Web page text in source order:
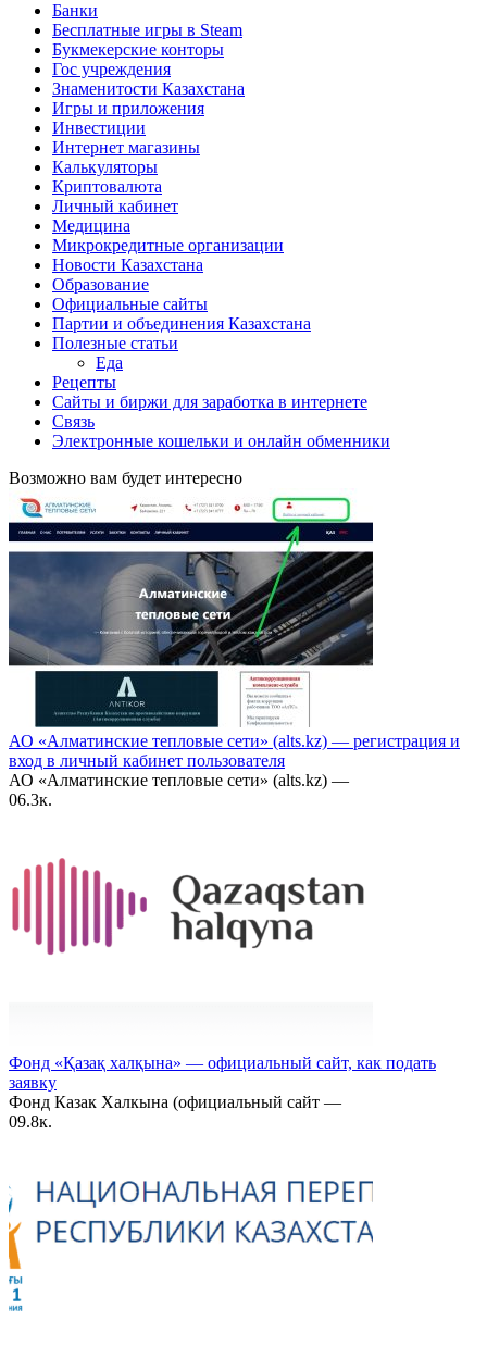
Банки
Бесплатные игры в Steam
Букмекерские конторы
Гос учреждения
Знаменитости Казахстана
Игры и приложения
Инвестиции
Интернет магазины
Калькуляторы
Криптовалюта
Личный кабинет
Медицина
Микрокредитные организации
Новости Казахстана
Образование
Официальные сайты
Партии и объединения Казахстана
Полезные статьи
Еда
Рецепты
Сайты и биржи для заработка в интернете
Связь
Электронные кошельки и онлайн обменники
Возможно вам будет интересно
АО «Алматинские тепловые сети» (alts.kz) — регистрация и
вход в личный кабинет пользователя
АО «Алматинские тепловые сети» (alts.kz) —
06.3к.
Фонд «Қазақ халқына» — официальный сайт, как подать
заявку
Фонд Казак Халкына (официальный сайт —
09.8к.